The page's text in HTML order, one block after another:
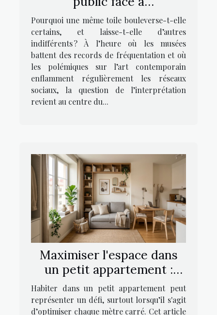
l’interprétation artistique
Pourquoi une même toile bouleverse-t-elle
certains, et laisse-t-elle d’autres
indifférents ? À l’heure où les musées
battent des records de fréquentation et où
les polémiques sur l’art contemporain
enflamment régulièrement les réseaux
sociaux, la question de l’interprétation
revient au centre du...
Maximiser l'espace dans
un petit appartement :
stratégies et astuces
Habiter dans un petit appartement peut
représenter un défi, surtout lorsqu’il s'agit
d’optimiser chaque mètre carré. Cet article